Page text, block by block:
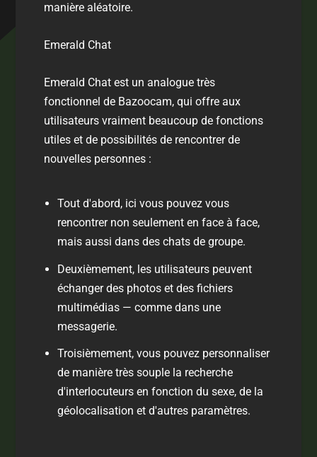
manière aléatoire.
Emerald Chat
Emerald Chat est un analogue très
fonctionnel de Bazoocam, qui offre aux
utilisateurs vraiment beaucoup de fonctions
utiles et de possibilités de rencontrer de
nouvelles personnes :
Tout d'abord, ici vous pouvez vous
rencontrer non seulement en face à face,
mais aussi dans des chats de groupe.
Deuxièmement, les utilisateurs peuvent
échanger des photos et des fichiers
multimédias — comme dans une
messagerie.
Troisièmement, vous pouvez personnaliser
de manière très souple la recherche
d'interlocuteurs en fonction du sexe, de la
géolocalisation et d'autres paramètres.